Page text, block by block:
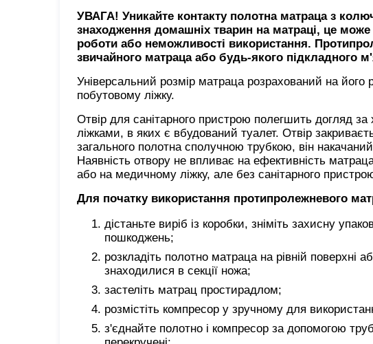
УВАГА! Уникайте контакту полотна матраца з
знаходження домашніх тварин на матраці, це
роботи або неможливості використання.
звичайного матраца або будь-якого підкладного
Універсальний розмір матраца розрахований на
побутовому ліжку.
Отвір для санітарного пристрою полегшить догляд
ліжками, в яких є вбудований туалет. Отвір
загального полотна сполучною трубкою, він
Наявність отвору не впливає на ефективність
або на медичному ліжку, але без санітарного
Для початку використання протипролежневого
дістаньте виріб із коробки, зніміть захисну
пошкоджень;
розкладіть полотно матраца на рівній поверхні
знаходилися в секції ножа;
застеліть матрац простирадлом;
розмістіть компресор у зручному для
з'єднайте полотно і компресор за допомогою